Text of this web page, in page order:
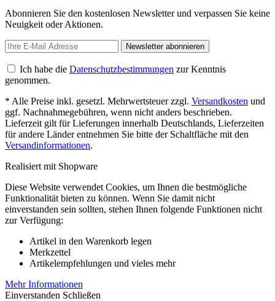
Abonnieren Sie den kostenlosen Newsletter und verpassen Sie keine
Neuigkeit oder Aktionen.
Newsletter abonnieren
Ich habe die Datenschutzbestimmungen zur Kenntnis
genommen.
* Alle Preise inkl. gesetzl. Mehrwertsteuer zzgl. Versandkosten und
ggf. Nachnahmegebühren, wenn nicht anders beschrieben.
Lieferzeit gilt für Lieferungen innerhalb Deutschlands, Lieferzeiten
für andere Länder entnehmen Sie bitte der Schaltfläche mit den
Versandinformationen.
Realisiert mit Shopware
Diese Website verwendet Cookies, um Ihnen die bestmögliche
Funktionalität bieten zu können. Wenn Sie damit nicht
einverstanden sein sollten, stehen Ihnen folgende Funktionen nicht
zur Verfügung:
Artikel in den Warenkorb legen
Merkzettel
Artikelempfehlungen und vieles mehr
Mehr Informationen
Einverstanden Schließen